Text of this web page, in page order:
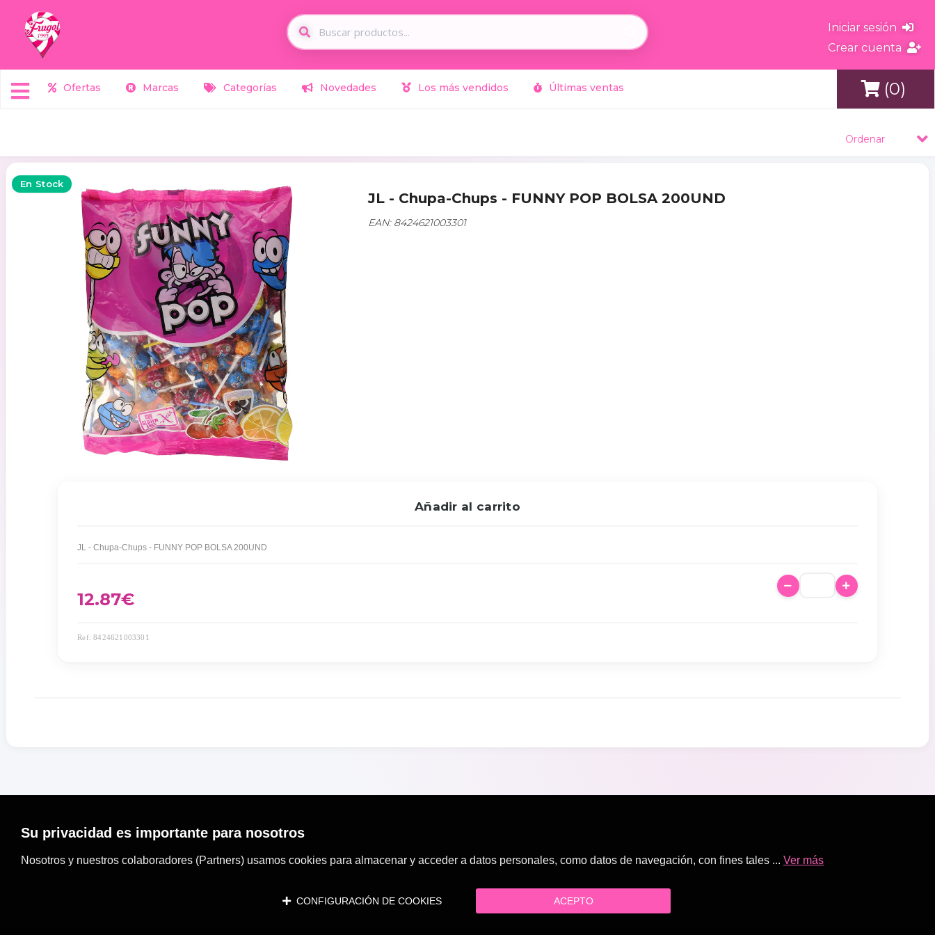
Iniciar sesión
Crear cuenta
Ofertas Marcas Categorías Novedades Los más vendidos Últimas ventas (0)
Ordenar
En Stock
JL - Chupa-Chups - FUNNY POP BOLSA 200UND
EAN: 8424621003301
Añadir al carrito
JL - Chupa-Chups - FUNNY POP BOLSA 200UND
12.87€
Ref: 8424621003301
Su privacidad es importante para nosotros
Nosotros y nuestros colaboradores (Partners) usamos cookies para almacenar y acceder a datos personales, como datos de navegación, con fines tales ... Ver más
CONFIGURACIÓN DE COOKIES ACEPTO